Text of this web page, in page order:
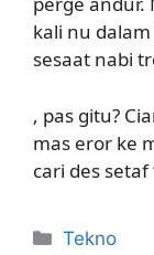
kali nu
sesaat nabi
, pas gitu?
mas eror ke
cari des setaf
Kategori
Tekno